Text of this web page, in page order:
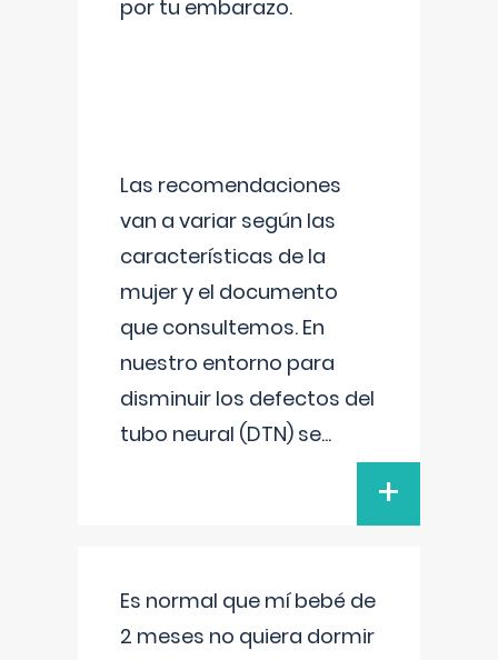
por tu embarazo.
Las recomendaciones
van a variar según las
características de la
mujer y el documento
que consultemos. En
nuestro entorno para
disminuir los defectos del
tubo neural (DTN) se...
+
Es normal que mí bebé de
2 meses no quiera dormir